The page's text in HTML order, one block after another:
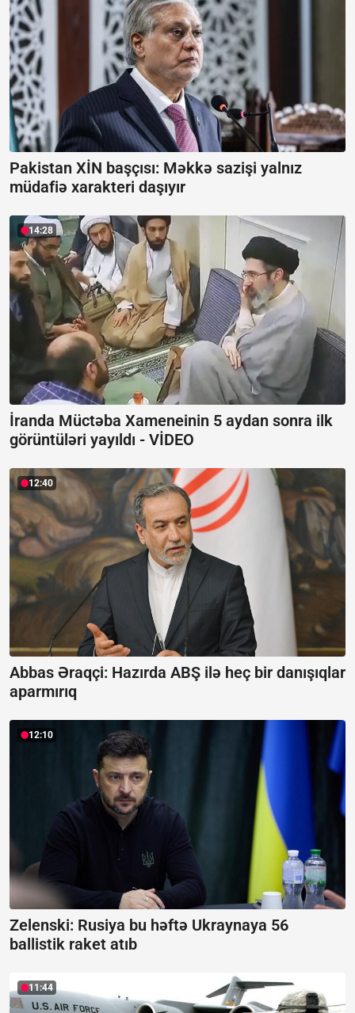
Pakistan XİN başçısı: Məkkə sazişi yalnız
müdafiə xarakteri daşıyır
14:28
İranda Müctəba Xameneinin 5 aydan sonra ilk
görüntüləri yayıldı - VİDEO
12:40
Abbas Əraqçi: Hazırda ABŞ ilə heç bir danışıqlar
aparmırıq
12:10
Zelenski: Rusiya bu həftə Ukraynaya 56
ballistik raket atıb
11:44